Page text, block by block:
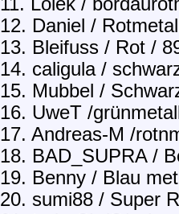
11. Lolek /
12. Daniel /
13. Bleifuss / Rot /
14. caligula /
15. Mubbel /
16. UweT /
17. Andreas-M /
18. BAD_SUPRA /
19. Benny / Blau
20. sumi88 / Super